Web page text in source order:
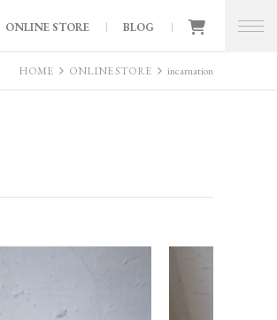
ONLINE STORE BLOG
HOME ONLINE STORE incarnation